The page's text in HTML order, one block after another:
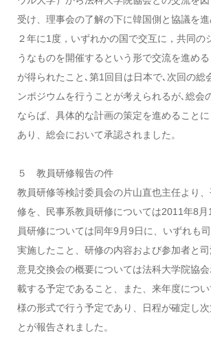
受け、理事会の了解の下に韓国側と協議を
２年に1度，いずれかの国で交互に，共同の
うなものを開催するという形で交流を進め
が得られたこと､第1回目は日本で､次回の総
ンポジウムを行うことが考えられるが､総会
ならば、具体的な計画の策定を進めること
あり、総会において承認されました。
５ 教員研修報告の件
教員研修等検討委員会の片山直也主任より
修を、民事系教員研修については2011年8
員研修については同年9月9日に、いずれも
実施したこと、研修の内容および参加者と
意見交換会の概要については法科大学院協
載する予定であること、また、来年度につ
様の形式で行う予定であり、日程が確定し
とが報告されました。